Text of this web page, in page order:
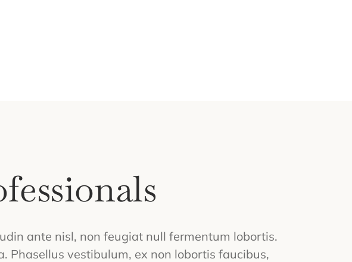
ante nisl, non feugiat null fermentum lobortis.
Phasellus vestibulum, ex non lobortis faucibus,